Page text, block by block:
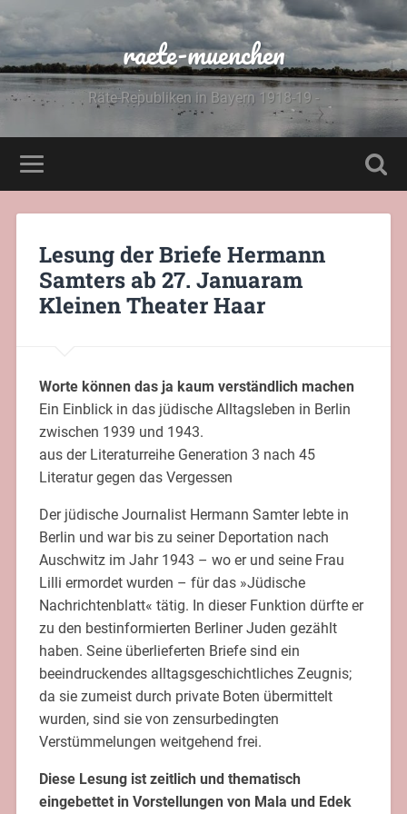
raete-muenchen
Räte-Republiken in Bayern 1918-19 -
Lesung der Briefe Hermann
Samters ab 27. Januaram
Kleinen Theater Haar
Worte können das ja kaum verständlich machen
Ein Einblick in das jüdische Alltagsleben in Berlin
zwischen 1939 und 1943.
aus der Literaturreihe Generation 3 nach 45 
Literatur gegen das Vergessen
Der jüdische Journalist Hermann Samter lebte in
Berlin und war bis zu seiner Deportation nach
Auschwitz im Jahr 1943 – wo er und seine Frau
Lilli ermordet wurden – für das »Jüdische
Nachrichtenblatt« tätig. In dieser Funktion dürfte er
zu den bestinformierten Berliner Juden gezählt
haben. Seine überlieferten Briefe sind ein
beeindruckendes alltagsgeschichtliches Zeugnis;
da sie zumeist durch private Boten übermittelt
wurden, sind sie von zensurbedingten
Verstümmelungen weitgehend frei.
Diese Lesung ist zeitlich und thematisch
eingebettet in Vorstellungen von Mala und Edek 